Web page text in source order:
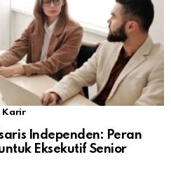
Karir
Independen: Peran
Eksekutif Senior